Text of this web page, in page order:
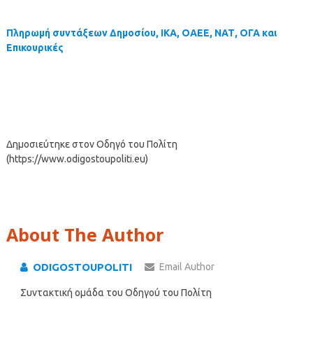
Πληρωμή συντάξεων Δημοσίου, ΙΚΑ, ΟΑΕΕ, ΝΑΤ, ΟΓΑ και
Επικουρικές
Δημοσιεύτηκε στον Οδηγό του Πολίτη
(https://www.odigostoupoliti.eu)
About The Author
ODIGOSTOUPOLITI Email Author
Συντακτική ομάδα του Οδηγού του Πολίτη